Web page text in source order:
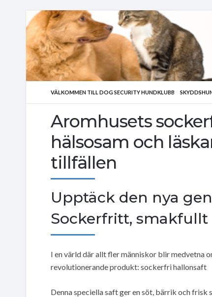
VÄLKOMMEN TILL DOG SECURITY HUNDKLUBB
Aromhusets
hälsosam och
tillfällen
Upptäck den nya
Sockerfritt,
I en värld där allt fler människor blir medvetna
revolutionerande produkt: sockerfri hallonsaft
Denna speciella saft ger en söt, bärrik och